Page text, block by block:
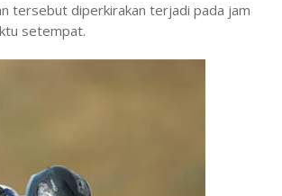
tersebut diperkirakan terjadi pada jam
setempat.